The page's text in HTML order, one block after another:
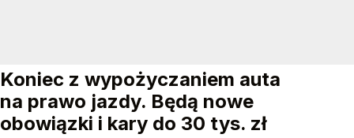
Koniec z wypożyczaniem auta
na prawo jazdy. Będą nowe
obowiązki i kary do 30 tys. zł